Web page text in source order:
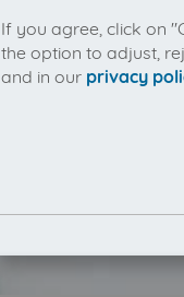
If you agree, click on
the option to adjust,
and in our privacy